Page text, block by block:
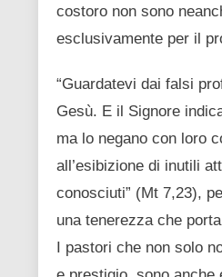
costoro non sono
esclusivamente per il
“Guardatevi dai falsi
Gesù. E il Signore
ma lo negano con loro
all’esibizione di inutili
conosciuti” (Mt 7,23),
una tenerezza che
I pastori che non solo